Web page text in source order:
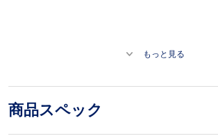
もっと見る
商品スペック